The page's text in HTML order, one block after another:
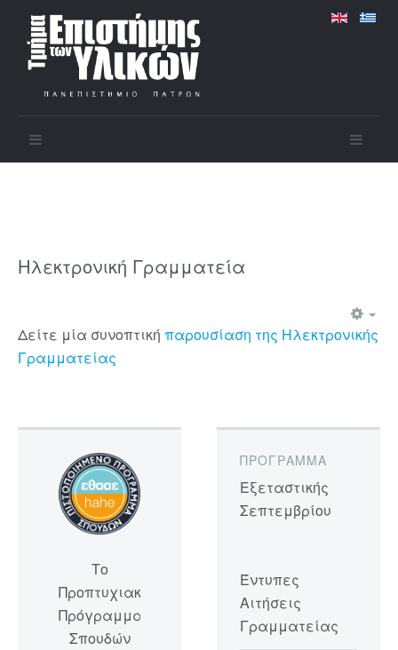
Ηλεκτρονική Γραμματεία
Δείτε μία συνοπτική παρουσίαση της Ηλεκτρονικής
Γραμματείας
Το
Προπτυχιακό
Πρόγραμμα
Σπουδών
ΠΡΌΓΡΑΜΜΑ
Εξεταστικής
Σεπτεμβρίου
Έντυπες
Αιτήσεις
Γραμματείας